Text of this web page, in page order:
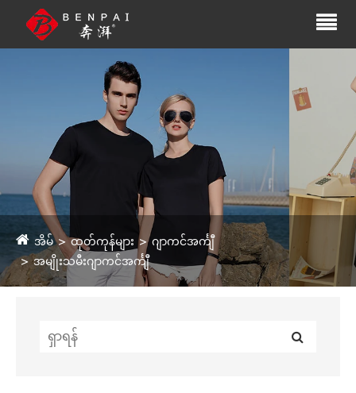
အိမ် ထုတ်ကုန်များ
ဂျာကင်အင်္ကျီ
အမျိုးသမီးဂျာကင်အင်္ကျီ